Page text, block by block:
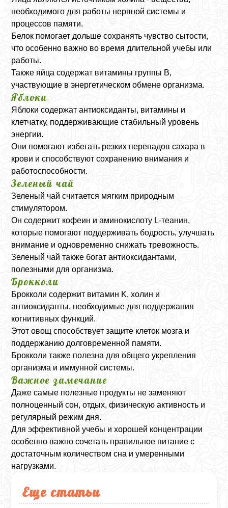
необходимого для работы нервной системы и
процессов памяти.
Белок помогает дольше сохранять чувство сытости,
что особенно важно во время длительной учебы или
работы.
Также яйца содержат витамины группы B,
участвующие в энергетическом обмене организма.
Яблоки
Яблоки содержат антиоксиданты, витамины и
клетчатку, поддерживающие стабильный уровень
энергии.
Они помогают избегать резких перепадов сахара в
крови и способствуют сохранению внимания и
работоспособности.
Зеленый чай
Зеленый чай считается мягким природным
стимулятором.
Он содержит кофеин и аминокислоту L-теанин,
которые помогают поддерживать бодрость, улучшать
внимание и одновременно снижать тревожность.
Зеленый чай также богат антиоксидантами,
полезными для организма.
Брокколи
Брокколи содержит витамин K, холин и
антиоксиданты, необходимые для поддержания
когнитивных функций.
Этот овощ способствует защите клеток мозга и
поддержанию долговременной памяти.
Брокколи также полезна для общего укрепления
организма и иммунной системы.
Важное замечание
Даже самые полезные продукты не заменяют
полноценный сон, отдых, физическую активность и
регулярный режим дня.
Для эффективной учебы и хорошей концентрации
особенно важно сочетать правильное питание с
достаточным количеством сна и умеренными
нагрузками.
Еще статьи